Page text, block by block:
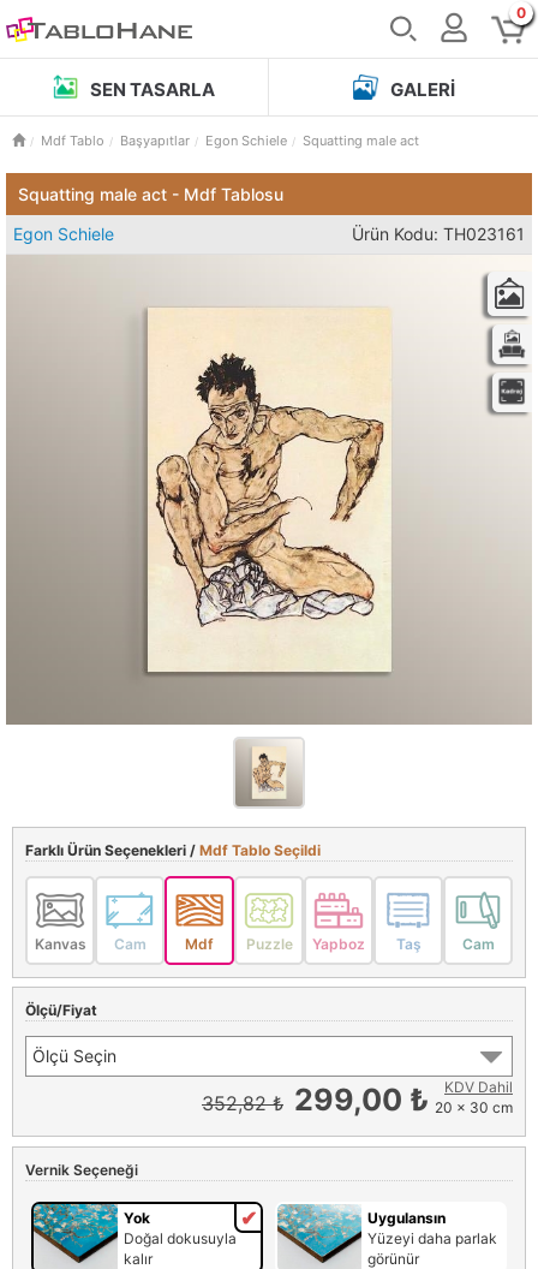
0
SEN TASARLA GALERI
Mdf Tablo Başyapıtlar Egon Schiele Squatting male act
Squatting male act - Mdf Tablosu
Egon Schiele
Ürün Kodu: TH023161
Farklı Ürün Seçenekleri / Mdf Tablo Seçildi
Kanvas Cam Mdf Puzzle Yapboz Taş Cam
Ölçü/Fiyat
Ölçü Seçin
352,82 ₺ 299,00 ₺
KDV Dahil
20 x 30 cm
Vernik Seçeneği
Yok
Doğal dokusuyla
kalır
Uygulansın
Yüzeyi daha parlak
görünür